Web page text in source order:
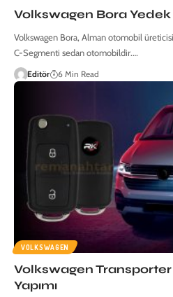
Volkswagen Bora Yedek
Volkswagen Bora, Alman otomobil
C-Segmenti sedan otomobildir.…
Editör 6 Min Read
VOLKSWAGEN
Volkswagen
Yapımı